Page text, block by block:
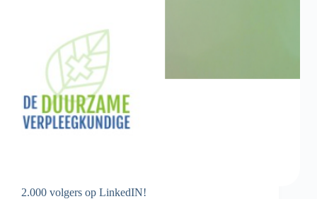
2.000 volgers op LinkedIN!